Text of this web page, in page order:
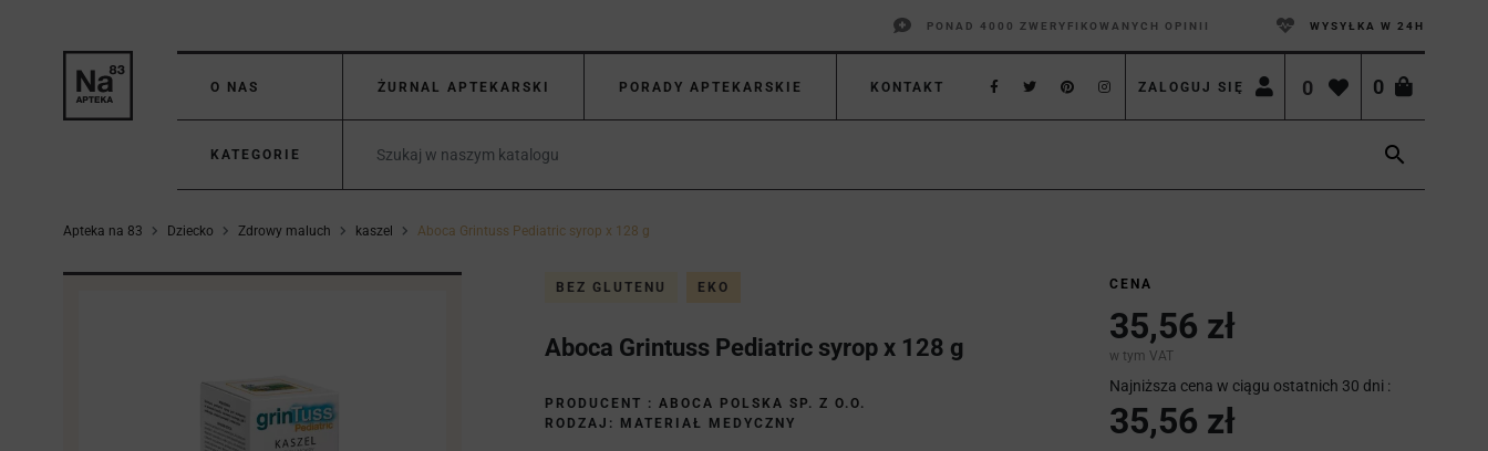
PONAD 4000 ZWERYFIKOWANYCH OPINII WYSYŁKA W 24H
O NAS ŻURNAL APTEKARSKI PORADY APTEKARSKIE KONTAKT 0
ZALOGUJ SIĘ 0
KATEGORIE 
Apteka na 83 Dziecko Zdrowy maluch kaszel Aboca Grintuss Pediatric syrop x 128 g
BEZ GLUTENU EKO
Aboca Grintuss Pediatric syrop x 128 g
PRODUCENT : ABOCA POLSKA SP. Z O.O.
RODZAJ: MATERIAŁ MEDYCZNY
CENA
35,56 zł
w tym VAT
Najniższa cena w ciągu ostatnich 30 dni :
35,56 zł